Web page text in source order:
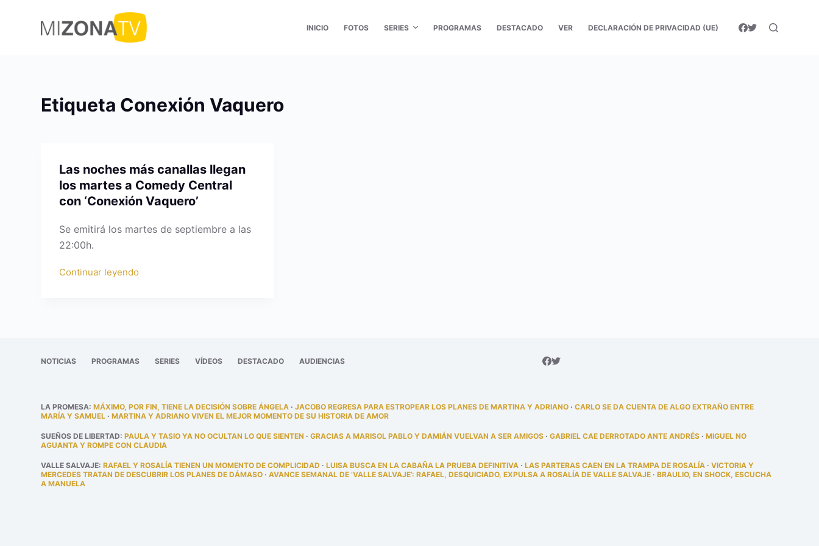
INICIO FOTOS SERIES PROGRAMAS DESTACADO VER DECLARACIÓN DE PRIVACIDAD (UE)
Etiqueta Conexión Vaquero
Las noches más canallas llegan
los martes a Comedy Central
con ‘Conexión Vaquero’
Se emitirá los martes de septiembre a las
22:00h.
Continuar leyendo
NOTICIAS PROGRAMAS SERIES VÍDEOS DESTACADO AUDIENCIAS
LA PROMESA:MÁXIMO, POR FIN, TIENE LA DECISIÓN SOBRE ÁNGELA ·JACOBO REGRESA PARA ESTROPEAR LOS PLANES DE MARTINA Y ADRIANO ·CARLO SE DA CUENTA DE ALGO EXTRAÑO ENTRE
MARÍA Y SAMUEL ·MARTINA Y ADRIANO VIVEN EL MEJOR MOMENTO DE SU HISTORIA DE AMOR
SUEÑOS DE LIBERTAD:PAULA Y TASIO YA NO OCULTAN LO QUE SIENTEN ·GRACIAS A MARISOL PABLO Y DAMIÁN VUELVAN A SER AMIGOS ·GABRIEL CAE DERROTADO ANTE ANDRÉS ·MIGUEL NO
AGUANTA Y ROMPE CON CLAUDIA
VALLE SALVAJE:RAFAEL Y ROSALÍA TIENEN UN MOMENTO DE COMPLICIDAD ·LUISA BUSCA EN LA CABAÑA LA PRUEBA DEFINITIVA ·LAS PARTERAS CAEN EN LA TRAMPA DE ROSALÍA ·VICTORIA Y
MERCEDES TRATAN DE DESCUBRIR LOS PLANES DE DÁMASO ·AVANCE SEMANAL DE ‘VALLE SALVAJE’: RAFAEL, DESQUICIADO, EXPULSA A ROSALÍA DE VALLE SALVAJE ·BRAULIO, EN SHOCK, ESCUCHA
A MANUELA